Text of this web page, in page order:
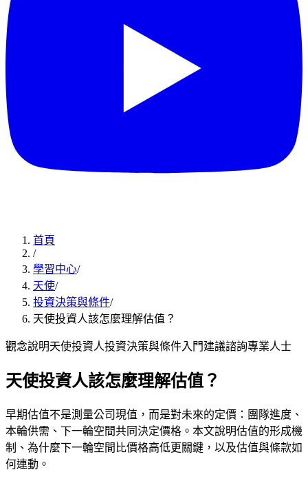
首頁
/
學習中心/
天使/
投資決策與條件/
天使投資人該怎麼理解估值？
觀念說明天使投資人投資決策與條件入門建議諮詢專業人士
天使投資人該怎麼理解估值？
早期估值不是測量公司現值，而是對未來的定價：團隊進度、
本輪供需、下一輪空間共同決定價格。本文說明估值的形成機
制、為什麼下一輪空間比價格高低更關鍵，以及估值與條款如
何連動。